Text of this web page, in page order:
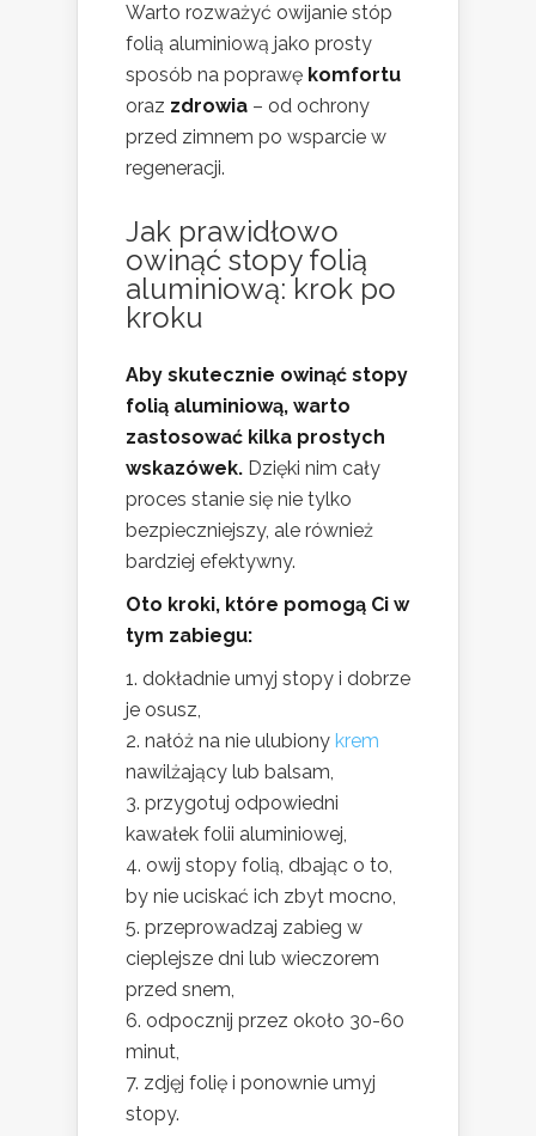
Warto rozważyć owijanie stóp
folią aluminiową jako prosty
sposób na poprawę komfortu
oraz zdrowia – od ochrony
przed zimnem po wsparcie w
regeneracji.
Jak prawidłowo
owinąć stopy folią
aluminiową: krok po
kroku
Aby skutecznie owinąć stopy
folią aluminiową, warto
zastosować kilka prostych
wskazówek. Dzięki nim cały
proces stanie się nie tylko
bezpieczniejszy, ale również
bardziej efektywny.
Oto kroki, które pomogą Ci w
tym zabiegu:
dokładnie umyj stopy i dobrze
je osusz,
nałóż na nie ulubiony krem
nawilżający lub balsam,
przygotuj odpowiedni
kawałek folii aluminiowej,
owij stopy folią, dbając o to,
by nie uciskać ich zbyt mocno,
przeprowadzaj zabieg w
cieplejsze dni lub wieczorem
przed snem,
odpocznij przez około 30-60
minut,
zdjęj folię i ponownie umyj
stopy.